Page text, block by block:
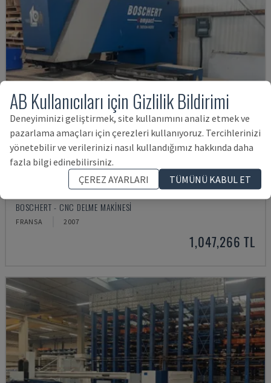
COMPACT 1000
BOSCHERT - CNC DELME MAKINESI
FRANSA 2007
1,047,266 TL
AB Kullanıcıları için Gizlilik Bildirimi
Deneyiminizi geliştirmek, site kullanımını analiz etmek ve
pazarlama amaçları için çerezleri kullanıyoruz. Tercihlerinizi
yönetebilir ve verilerinizi nasıl kullandığımız hakkında daha
fazla bilgi edinebilirsiniz.
ÇEREZ AYARLARI
TÜMÜNÜ KABUL ET